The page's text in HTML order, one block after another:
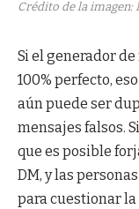
Crédito de la imagen:
Si el generador
100% perfecto,
aún puede ser
mensajes falsos.
que es posible
DM, y las
para cuestionar